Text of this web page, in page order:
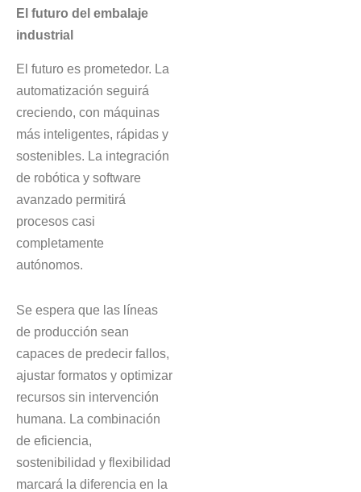
El futuro del embalaje
industrial
El futuro es prometedor. La
automatización seguirá
creciendo, con máquinas
más inteligentes, rápidas y
sostenibles. La integración
de robótica y software
avanzado permitirá
procesos casi
completamente
autónomos.
Se espera que las líneas
de producción sean
capaces de predecir fallos,
ajustar formatos y optimizar
recursos sin intervención
humana. La combinación
de eficiencia,
sostenibilidad y flexibilidad
marcará la diferencia en la